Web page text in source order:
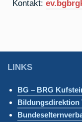
Kontakt:
LINKS
BG – BRG
Bildungsdirektion